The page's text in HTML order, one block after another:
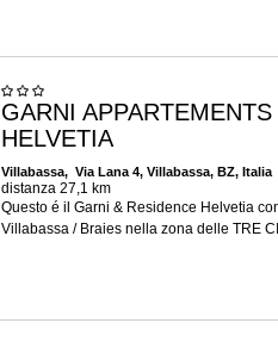
GARNI APPARTEMENTS
HELVETIA
Villabassa, Via Lana 4, Villabassa, BZ, Italia
distanza 27,1 km
Questo é il Garni & Residence Helvetia
Villabassa / Braies nella zona delle TRE